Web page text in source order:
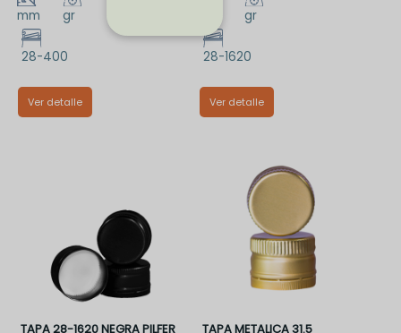
mm gr
28-400
Ver detalle
gr
28-1620
Ver detalle
TAPA 28-1620 NEGRA PILFER
TAPA METALICA 31.5